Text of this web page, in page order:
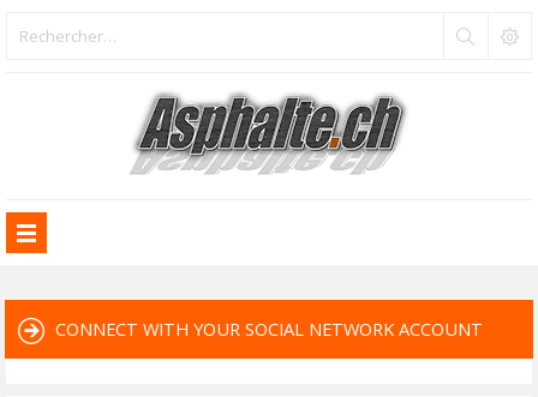
CONNECT WITH YOUR SOCIAL NETWORK ACCOUNT